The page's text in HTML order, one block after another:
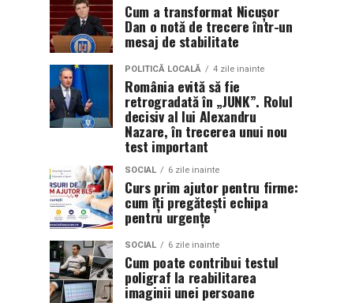
Cum a transformat Nicușor
Dan o notă de trecere într-un
mesaj de stabilitate
POLITICĂ LOCALĂ 4 zile inainte
România evită să fie
retrogradată în „JUNK”. Rolul
decisiv al lui Alexandru
Nazare, în trecerea unui nou
test important
SOCIAL 6 zile inainte
Curs prim ajutor pentru firme:
cum îți pregătești echipa
pentru urgențe
SOCIAL 6 zile inainte
Cum poate contribui testul
poligraf la reabilitarea
imaginii unei persoane